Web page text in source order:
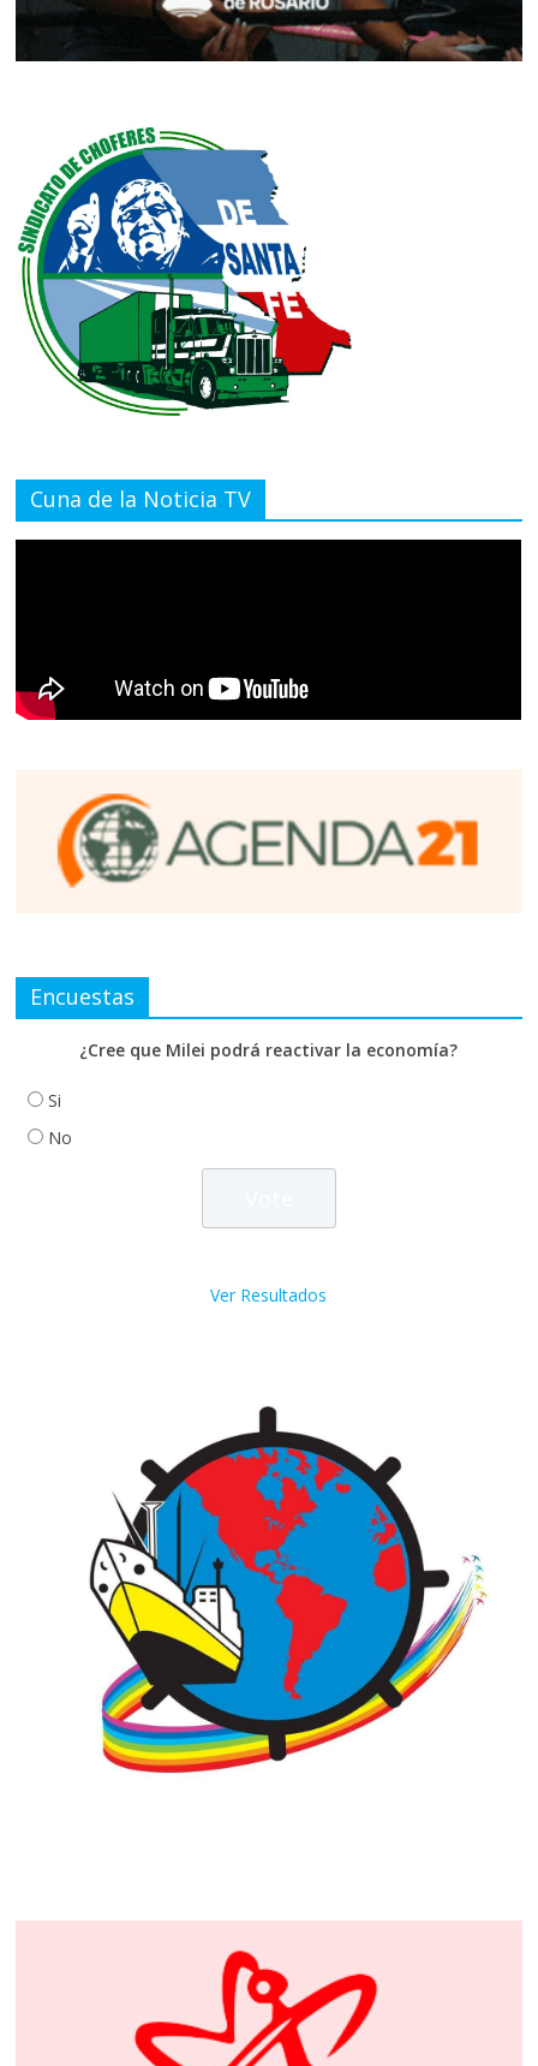
Cuna de la Noticia TV
Encuestas
¿Cree que Milei podrá reactivar la economía?
Si
No
Ver Resultados